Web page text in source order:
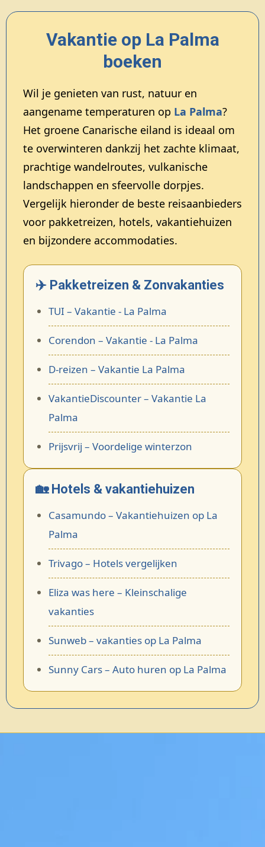
Vakantie op La Palma
boeken
Wil je genieten van rust, natuur en
aangename temperaturen op La Palma?
Het groene Canarische eiland is ideaal om
te overwinteren dankzij het zachte klimaat,
prachtige wandelroutes, vulkanische
landschappen en sfeervolle dorpjes.
Vergelijk hieronder de beste reisaanbieders
voor pakketreizen, hotels, vakantiehuizen
en bijzondere accommodaties.
✈️ Pakketreizen & Zonvakanties
TUI – Vakantie - La Palma
Corendon – Vakantie - La Palma
D-reizen – Vakantie La Palma
VakantieDiscounter – Vakantie La
Palma
Prijsvrij – Voordelige winterzon
🏡 Hotels & vakantiehuizen
Casamundo – Vakantiehuizen op La
Palma
Trivago – Hotels vergelijken
Eliza was here – Kleinschalige
vakanties
Sunweb – vakanties op La Palma
Sunny Cars – Auto huren op La Palma